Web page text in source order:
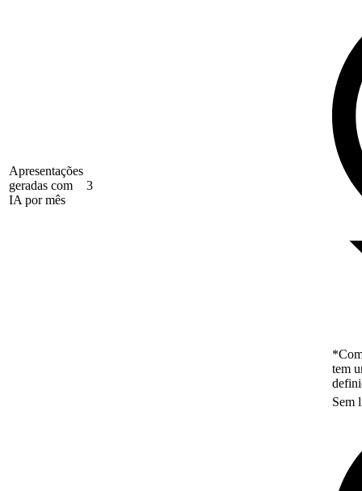
Apresentações
geradas com
IA por mês
3
tem
Sem